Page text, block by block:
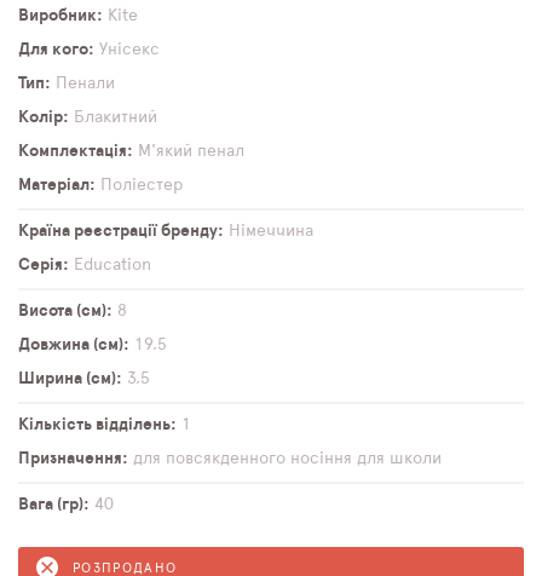
Виробник
Kite
Для кого
Унісекс
Тип
Пенали
Колір
Блакитний
Комплектація
М'який пенал
Матеріал
Поліестер
Країна реєстрації бренду
Німеччина
Серія
Education
Висота (см)
8
Довжина (см)
19,5
Ширина (см)
3,5
Кількість відділень
1
Призначення
для повсякденного носіння для школи
Вага (гр) 40
РОЗПРОДАНО